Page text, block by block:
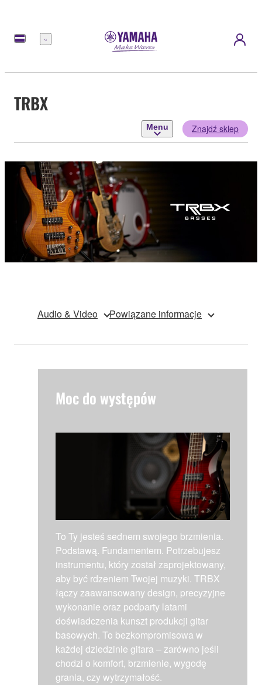
Menu
TRBX
Menu Znajdź sklep
Audio & Video Powiązane informacje
Moc do występów
To Ty jesteś sednem swojego brzmienia.
Podstawą. Fundamentem. Potrzebujesz
instrumentu, który został zaprojektowany,
aby być rdzeniem Twojej muzyki. TRBX
łączy zaawansowany design, precyzyjne
wykonanie oraz podparty latami
doświadczenia kunszt produkcji gitar
basowych. To bezkompromisowa w
każdej dziedzinie gitara – zarówno jeśli
chodzi o komfort, brzmienie, wygodę
grania, czy wytrzymałość.